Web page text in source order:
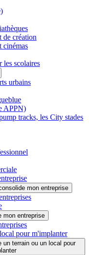
de création
cinémas
les scolaires
urbains
APPN)
tracks, les City stades
mon entreprise
mon entreprise
pour m'implanter
terrain ou un local pour